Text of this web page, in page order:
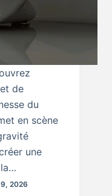
de
du
en scène
une
2026